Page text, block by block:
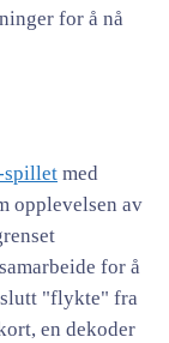
for å nå
spillet med
opplevelsen av
for å
slutt "flykte" fra
en dekoder